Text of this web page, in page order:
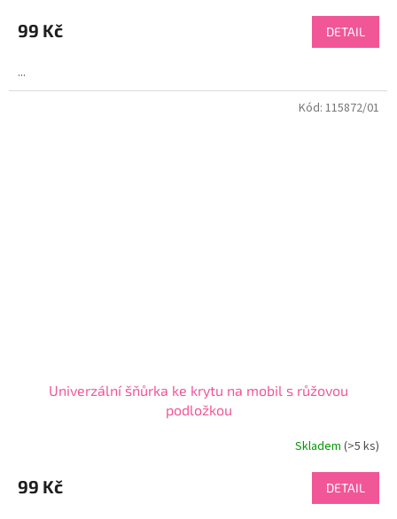
produktu
je
z
5
99 Kč DETAIL
...
Univerzální šňůrka ke krytu na mobil s růžovou
podložkou
Skladem (>5 ks)
99 Kč DETAIL
Kód: 115872/01